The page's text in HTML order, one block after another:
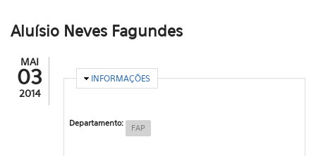
Aluísio Neves Fagundes
MAI
03
2014
OCULTAR
INFORMAÇÕES
Departamento: FAP